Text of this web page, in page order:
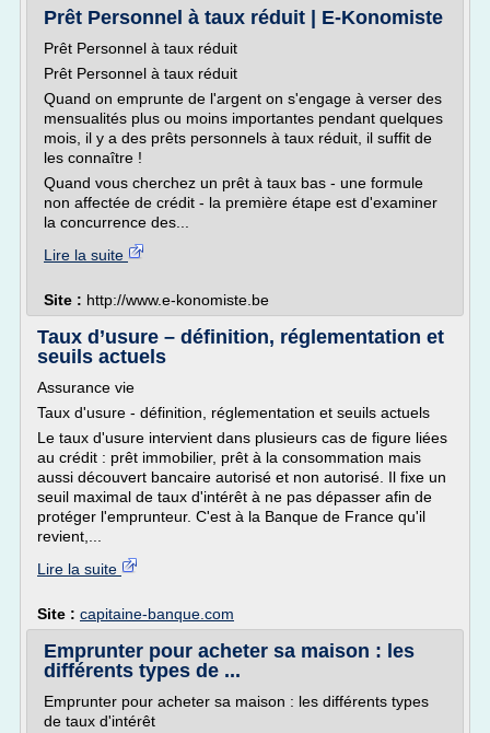
Prêt Personnel à taux réduit | E-Konomiste
Prêt Personnel à taux réduit
Prêt Personnel à taux réduit
Quand on emprunte de l'argent on s'engage à verser des
mensualités plus ou moins importantes pendant quelques
mois, il y a des prêts personnels à taux réduit, il suffit de
les connaître !
Quand vous cherchez un prêt à taux bas - une formule
non affectée de crédit - la première étape est d'examiner
la concurrence des...
Lire la suite
Site : http://www.e-konomiste.be
Taux d’usure – définition, réglementation et
seuils actuels
Assurance vie
Taux d'usure - définition, réglementation et seuils actuels
Le taux d'usure intervient dans plusieurs cas de figure liées
au crédit : prêt immobilier, prêt à la consommation mais
aussi découvert bancaire autorisé et non autorisé. Il fixe un
seuil maximal de taux d'intérêt à ne pas dépasser afin de
protéger l'emprunteur. C'est à la Banque de France qu'il
revient,...
Lire la suite
Site : capitaine-banque.com
Emprunter pour acheter sa maison : les
différents types de ...
Emprunter pour acheter sa maison : les différents types
de taux d'intérêt